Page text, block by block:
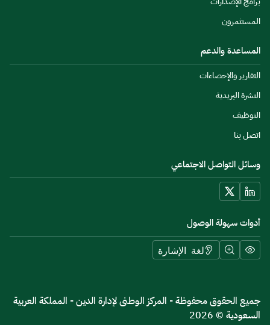
المستثمرون
المساعدة والدعم
التقارير والإحصاءات
النشرة البريدية
التوظيف
اتصل بنا
وسائل التواصل الاجتماعي
أدوات سهولة الوصول
لغة الإشارة
جميع الحقوق محفوظة - المركز الوطنى لإدارة الدين - المملكة العربية
السعودية © 2026